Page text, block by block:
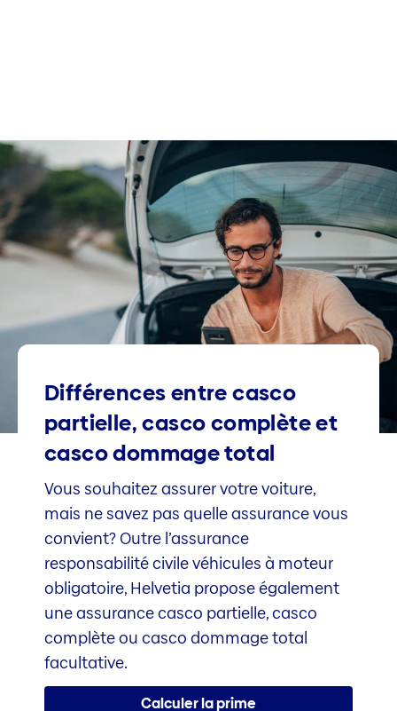
Différences entre casco
partielle, casco complète et
casco dommage total
Vous souhaitez assurer votre voiture,
mais ne savez pas quelle assurance vous
convient? Outre l’assurance
responsabilité civile véhicules à moteur
obligatoire, Helvetia propose également
une assurance casco partielle, casco
complète ou casco dommage total
facultative.
Calculer la prime